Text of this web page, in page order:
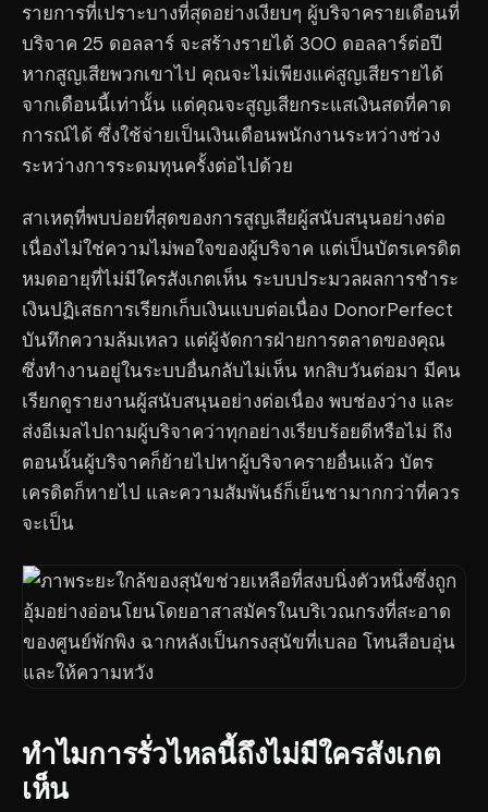
รายการที่เปราะบางที่สุดอย่างเงียบๆ ผู้บริจาครายเดือนที่
บริจาค 25 ดอลลาร์ จะสร้างรายได้ 300 ดอลลาร์ต่อปี
หากสูญเสียพวกเขาไป คุณจะไม่เพียงแค่สูญเสียรายได้
จากเดือนนี้เท่านั้น แต่คุณจะสูญเสียกระแสเงินสดที่คาด
การณ์ได้ ซึ่งใช้จ่ายเป็นเงินเดือนพนักงานระหว่างช่วง
ระหว่างการระดมทุนครั้งต่อไปด้วย
สาเหตุที่พบบ่อยที่สุดของการสูญเสียผู้สนับสนุนอย่างต่อ
เนื่องไม่ใช่ความไม่พอใจของผู้บริจาค แต่เป็นบัตรเครดิต
หมดอายุที่ไม่มีใครสังเกตเห็น ระบบประมวลผลการชำระ
เงินปฏิเสธการเรียกเก็บเงินแบบต่อเนื่อง DonorPerfect
บันทึกความล้มเหลว แต่ผู้จัดการฝ่ายการตลาดของคุณ
ซึ่งทำงานอยู่ในระบบอื่นกลับไม่เห็น หกสิบวันต่อมา มีคน
เรียกดูรายงานผู้สนับสนุนอย่างต่อเนื่อง พบช่องว่าง และ
ส่งอีเมลไปถามผู้บริจาคว่าทุกอย่างเรียบร้อยดีหรือไม่ ถึง
ตอนนั้นผู้บริจาคก็ย้ายไปหาผู้บริจาครายอื่นแล้ว บัตร
เครดิตก็หายไป และความสัมพันธ์ก็เย็นชามากกว่าที่ควร
จะเป็น
ทำไมการรั่วไหลนี้ถึงไม่มีใครสังเกต
เห็น